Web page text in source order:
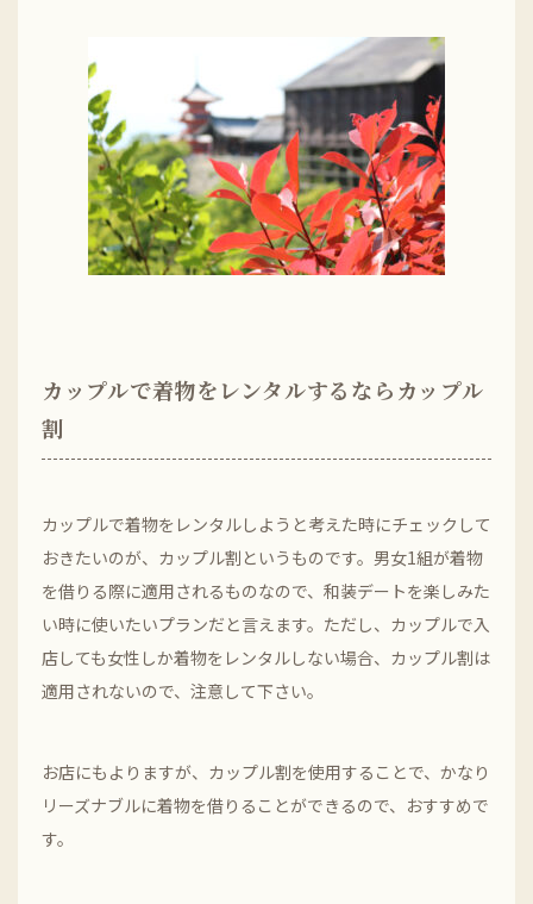
カップルで着物をレンタルするならカップル
割
カップルで着物をレンタルしようと考えた時にチェックして
おきたいのが、カップル割というものです。男女1組が着物
を借りる際に適用されるものなので、和装デートを楽しみた
い時に使いたいプランだと言えます。ただし、カップルで入
店しても女性しか着物をレンタルしない場合、カップル割は
適用されないので、注意して下さい。
お店にもよりますが、カップル割を使用することで、かなり
リーズナブルに着物を借りることができるので、おすすめで
す。